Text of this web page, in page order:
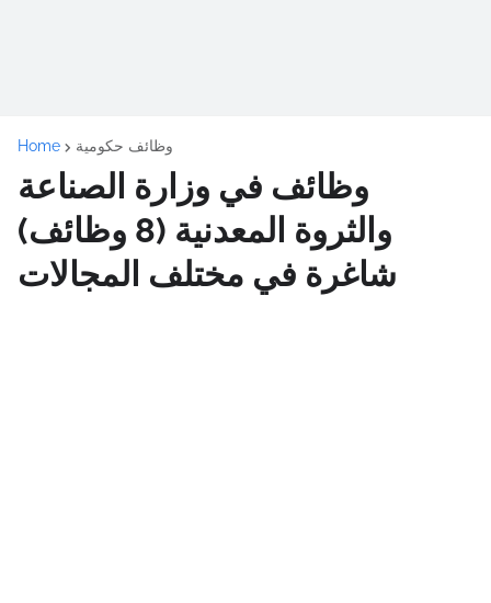
Home وظائف حكومية
وظائف في وزارة الصناعة
والثروة المعدنية (8 وظائف)
شاغرة في مختلف المجالات